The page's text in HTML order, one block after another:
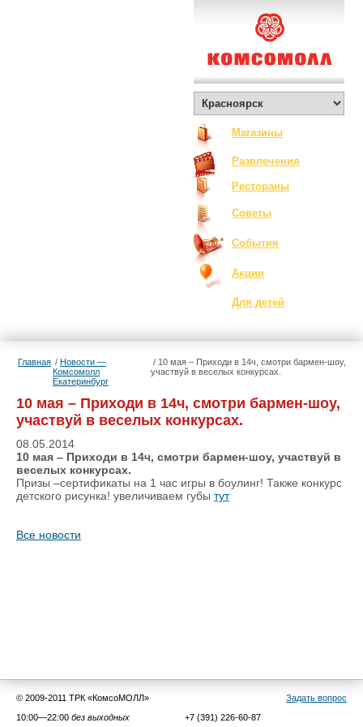
Магазины
Развлечения
Рестораны
Советы
События
Акции
Для детей
Главная
Новости —
Комсомолл
Екатеринбург
10 мая – Приходи в 14ч, смотри бармен-шоу,
участвуй в веселых конкурсах.
10 мая – Приходи в 14ч, смотри бармен-шоу,
участвуй в веселых конкурсах.
08.05.2014
10 мая – Приходи в 14ч, смотри бармен-шоу, участвуй в
веселых конкурсах.
Призы –сертификаты на 1 час игры в боулинг! Также конкурс
детского рисунка! увеличиваем губы тут
Все новости
© 2009-2011 ТРК «КомсоМОЛЛ»
Задать вопрос
10:00—22:00 без выходных +7 (391) 226-60-87